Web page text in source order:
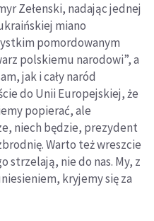
Zełenski, nadając jednej
miano
pomordowanym
polskiemu narodowi”, a
jak i cały naród
do Unii Europejskiej, że
popierać, ale
niech będzie, prezydent
Warto też wreszcie
strzelają, nie do nas. My, z
kryjemy się za